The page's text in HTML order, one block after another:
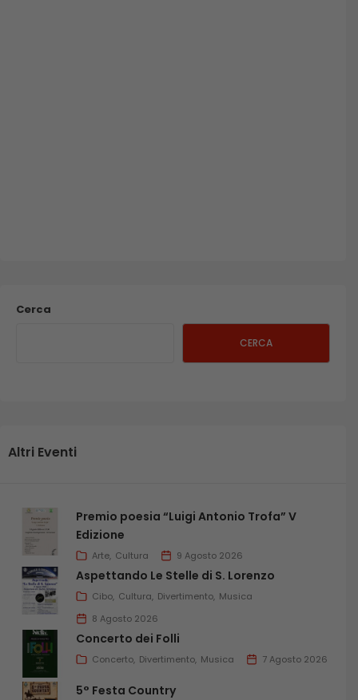
Cerca
CERCA
Altri Eventi
Premio poesia “Luigi Antonio Trofa” V
Edizione
Arte Cultura 9 Agosto 2026
Aspettando Le Stelle di S. Lorenzo
Cibo Cultura Divertimento Musica
8 Agosto 2026
Concerto dei Folli
Concerto Divertimento Musica 7 Agosto 2026
5° Festa Country